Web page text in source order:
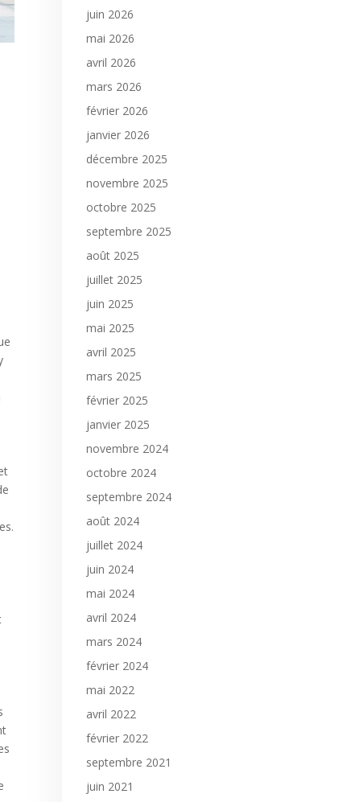
juin 2026
mai 2026
avril 2026
mars 2026
février 2026
janvier 2026
décembre 2025
novembre 2025
octobre 2025
septembre 2025
août 2025
juillet 2025
juin 2025
mai 2025
avril 2025
mars 2025
février 2025
janvier 2025
novembre 2024
octobre 2024
septembre 2024
août 2024
juillet 2024
juin 2024
mai 2024
avril 2024
mars 2024
février 2024
mai 2022
avril 2022
février 2022
septembre 2021
juin 2021